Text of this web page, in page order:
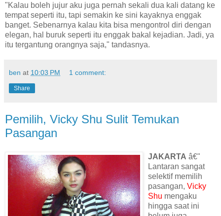
"Kalau boleh jujur aku juga pernah sekali dua kali datang ke
tempat seperti itu, tapi semakin ke sini kayaknya enggak
banget. Sebenarnya kalau kita bisa mengontrol diri dengan
elegan, hal buruk seperti itu enggak bakal kejadian. Jadi, ya
itu tergantung orangnya saja," tandasnya.
ben at 10:03 PM 1 comment:
Share
Pemilih, Vicky Shu Sulit Temukan
Pasangan
JAKARTA â€"
Lantaran sangat
selektif memilih
pasangan, Vicky
Shu mengaku
hingga saat ini